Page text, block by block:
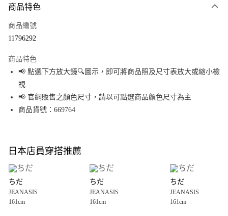
信用卡一次付款
Apple Pay
街口支付
悠遊付
全盈+PAY
大哥付你分期
【大哥付你分期使用說明】
1.本服務由台灣大哥大提供，台灣大哥大用戶可立即使用無須另外申請。
2.付款方式選擇「大哥付你分期」，訂單成立後會自動跳轉到大哥付的交易
AFTEE先享後付
商品特色
商品編號
11796292
商品特色
📢 點選下方放大鏡🔍圖示，即可將商品照及尺寸表放大或縮小檢
視
📢 官網販售之顏色尺寸，請以可點選商品顏色尺寸為主
商品貨號：669764
日本店員穿搭推薦
ちだ
JEANASIS
161cm
ちだ
JEANASIS
161cm
ちだ
JEANASIS
161cm